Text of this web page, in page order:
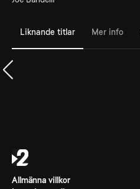
Liknande titlar Mer info
Allmänna villkor